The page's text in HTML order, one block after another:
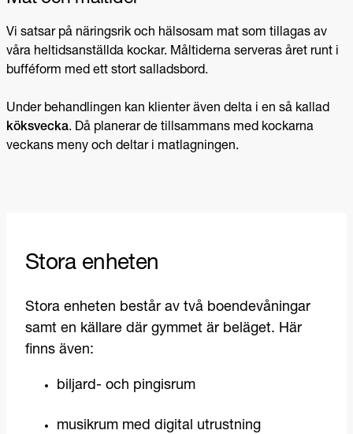
Vi satsar på näringsrik och hälsosam mat som tillagas av
våra heltidsanställda kockar. Måltiderna serveras året runt i
bufféform med ett stort salladsbord.
Under behandlingen kan klienter även delta i en så kallad
köksvecka. Då planerar de tillsammans med kockarna
veckans meny och deltar i matlagningen.
Stora enheten
Stora enheten består av två boendevåningar
samt en källare där gymmet är beläget. Här
finns även:
biljard- och pingisrum
musikrum med digital utrustning